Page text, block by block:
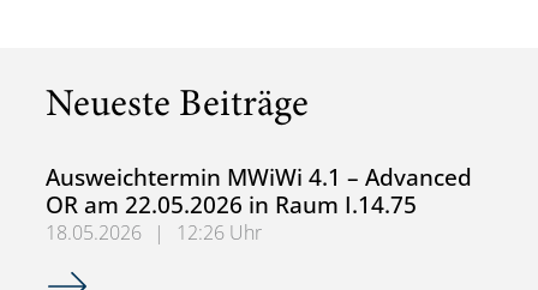
Neueste Beiträge
Ausweichtermin MWiWi 4.1 – Advanced
OR am 22.05.2026 in Raum I.14.75
18.05.2026 |
12:26 Uhr
Ausweichtermin MWiWi 4.1 – Advanced OR am